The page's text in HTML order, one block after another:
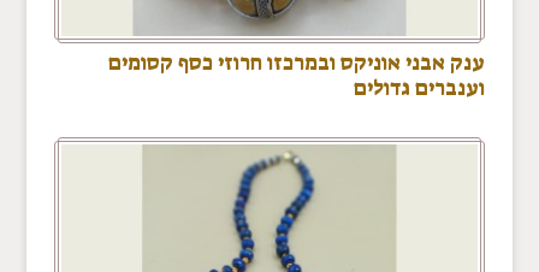
ענק אבני אוניקס ובמרכזו חרוזי כסף קסומים
וענברים גדולים